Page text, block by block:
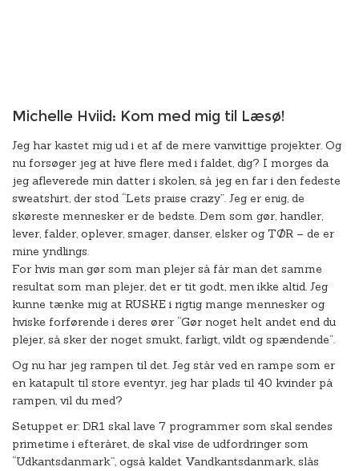
Michelle Hviid: Kom med mig til Læsø!
Jeg har kastet mig ud i et af de mere vanvittige projekter. Og
nu forsøger jeg at hive flere med i faldet, dig? I morges da
jeg afleverede min datter i skolen, så jeg en far i den fedeste
sweatshirt, der stod “Lets praise crazy”. Jeg er enig, de
skøreste mennesker er de bedste. Dem som gør, handler,
lever, falder, oplever, smager, danser, elsker og TØR – de er
mine yndlings.
For hvis man gør som man plejer så får man det samme
resultat som man plejer, det er tit godt, men ikke altid. Jeg
kunne tænke mig at RUSKE i rigtig mange mennesker og
hviske forførende i deres ører “Gør noget helt andet end du
plejer, så sker der noget smukt, farligt, vildt og spændende”.
Og nu har jeg rampen til det. Jeg står ved en rampe som er
en katapult til store eventyr, jeg har plads til 40 kvinder på
rampen, vil du med?
Setuppet er: DR1 skal lave 7 programmer som skal sendes
primetime i efteråret, de skal vise de udfordringer som
“Udkantsdanmark”, også kaldet Vandkantsdanmark, slås